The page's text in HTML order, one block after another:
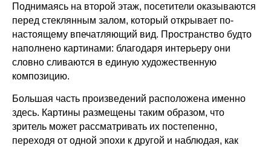
Поднимаясь на второй этаж, посетители оказываются
перед стеклянным залом, который открывает по-
настоящему впечатляющий вид. Пространство будто
наполнено картинами: благодаря интерьеру они
словно сливаются в единую художественную
композицию.
Большая часть произведений расположена именно
здесь. Картины размещены таким образом, что
зритель может рассматривать их постепенно,
переходя от одной эпохи к другой и наблюдая, как